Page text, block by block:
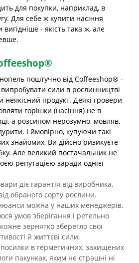
для покупки, наприклад, в
Для себе ж купити насіння
- якість така ж, але
поштучно від Coffeeshop® -
сили в рослинництві
неякісний продукт. Деякі гровери
горішки (насіння) не в
а розсипом нерозумно, мовляв,
І ймовірно, купуючи такі
знайомих, Ви дійсно ризикуєте
Але великий постачальник не
репутацією заради однієї
діє гарантія від виробника,
обраного сорту рослини.
можна у наших менеджерів.
умов зберігання і ретельно
зернятко зберегло свої
й життєві сили.
в герметичних, захищених
пакунках, яким не страшні ні